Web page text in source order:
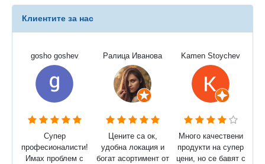
Клиентите за нас
gosho goshev
Супер
професионалисти!
Имах проблем с
Ралица Иванова
Цените са ок,
удобна локация и
богат асортимент от
Kamen Stoychev
Много качествени
продукти на супер
цени, но се бавят с